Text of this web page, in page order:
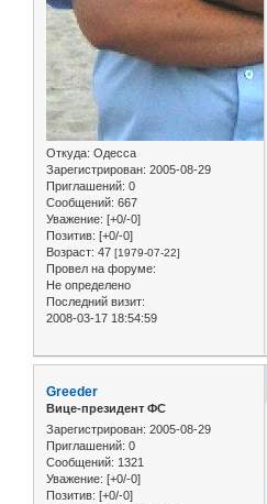
Откуда: Одесса
Зарегистрирован: 2005-08-29
Приглашений: 0
Сообщений: 667
Уважение: [+0/-0]
Позитив: [+0/-0]
Возраст: 47 [1979-07-22]
Провел на форуме:
Не определено
Последний визит:
2008-03-17 18:54:59
Greeder
Вице-президент ФС
Зарегистрирован: 2005-08-29
Приглашений: 0
Сообщений: 1321
Уважение: [+0/-0]
Позитив: [+0/-0]